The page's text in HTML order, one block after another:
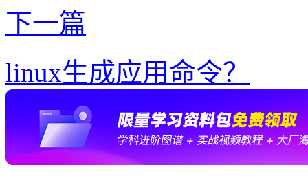
下一篇
linux生成应用命令？